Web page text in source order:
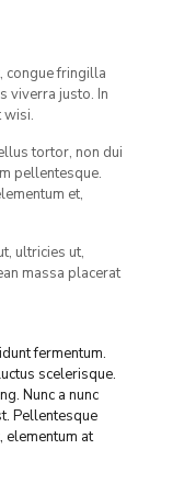
congue fringilla
viverra justo. In
wisi.
tortor, non dui
pellentesque.
et,
ultricies ut,
massa placerat
fermentum.
scelerisque.
Nunc a nunc
Pellentesque
elementum at